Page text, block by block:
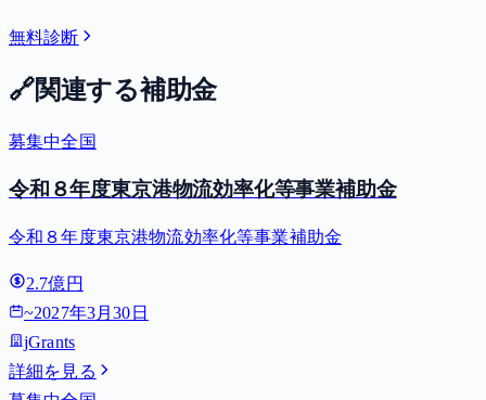
無料診断
🔗関連する補助金
募集中全国
令和８年度東京港物流効率化等事業補助金
令和８年度東京港物流効率化等事業補助金
2.7億円
~2027年3月30日
jGrants
詳細を見る